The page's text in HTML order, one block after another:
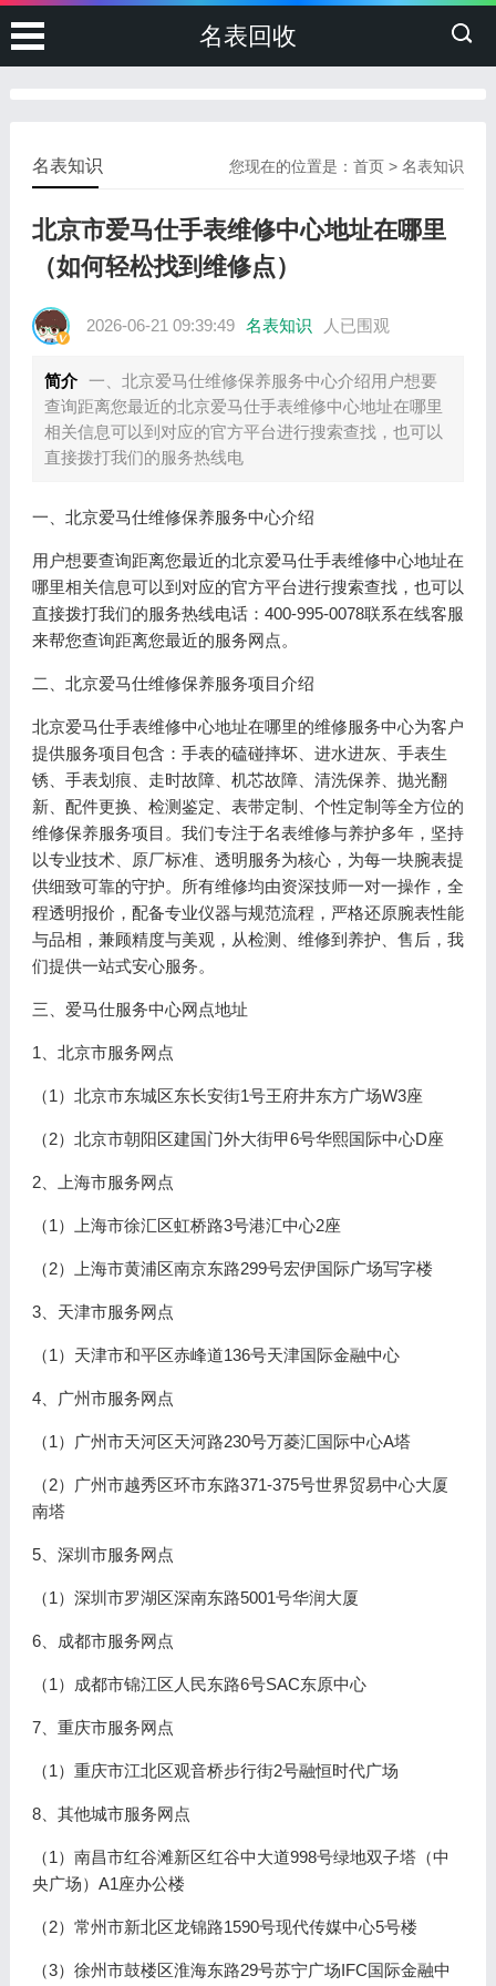
名表回收
您现在的位置是：首页 >名表知识
名表知识
北京市爱马仕手表维修中心地址在哪里
（如何轻松找到维修点）
2026-06-21 09:39:49 名表知识 人已围观
简介 一、北京爱马仕维修保养服务中心介绍用户想要
查询距离您最近的北京爱马仕手表维修中心地址在哪里
相关信息可以到对应的官方平台进行搜索查找，也可以
直接拨打我们的服务热线电
一、北京爱马仕维修保养服务中心介绍
用户想要查询距离您最近的北京爱马仕手表维修中心地址在
哪里相关信息可以到对应的官方平台进行搜索查找，也可以
直接拨打我们的服务热线电话：400-995-0078联系在线客服
来帮您查询距离您最近的服务网点。
二、北京爱马仕维修保养服务项目介绍
北京爱马仕手表维修中心地址在哪里的维修服务中心为客户
提供服务项目包含：手表的磕碰摔坏、进水进灰、手表生
锈、手表划痕、走时故障、机芯故障、清洗保养、抛光翻
新、配件更换、检测鉴定、表带定制、个性定制等全方位的
维修保养服务项目。我们专注于名表维修与养护多年，坚持
以专业技术、原厂标准、透明服务为核心，为每一块腕表提
供细致可靠的守护。所有维修均由资深技师一对一操作，全
程透明报价，配备专业仪器与规范流程，严格还原腕表性能
与品相，兼顾精度与美观，从检测、维修到养护、售后，我
们提供一站式安心服务。
三、爱马仕服务中心网点地址
1、北京市服务网点
（1）北京市东城区东长安街1号王府井东方广场W3座
（2）北京市朝阳区建国门外大街甲6号华熙国际中心D座
2、上海市服务网点
（1）上海市徐汇区虹桥路3号港汇中心2座
（2）上海市黄浦区南京东路299号宏伊国际广场写字楼
3、天津市服务网点
（1）天津市和平区赤峰道136号天津国际金融中心
4、广州市服务网点
（1）广州市天河区天河路230号万菱汇国际中心A塔
（2）广州市越秀区环市东路371-375号世界贸易中心大厦
南塔
5、深圳市服务网点
（1）深圳市罗湖区深南东路5001号华润大厦
6、成都市服务网点
（1）成都市锦江区人民东路6号SAC东原中心
7、重庆市服务网点
（1）重庆市江北区观音桥步行街2号融恒时代广场
8、其他城市服务网点
（1）南昌市红谷滩新区红谷中大道998号绿地双子塔（中
央广场）A1座办公楼
（2）常州市新北区龙锦路1590号现代传媒中心5号楼
（3）徐州市鼓楼区淮海东路29号苏宁广场IFC国际金融中